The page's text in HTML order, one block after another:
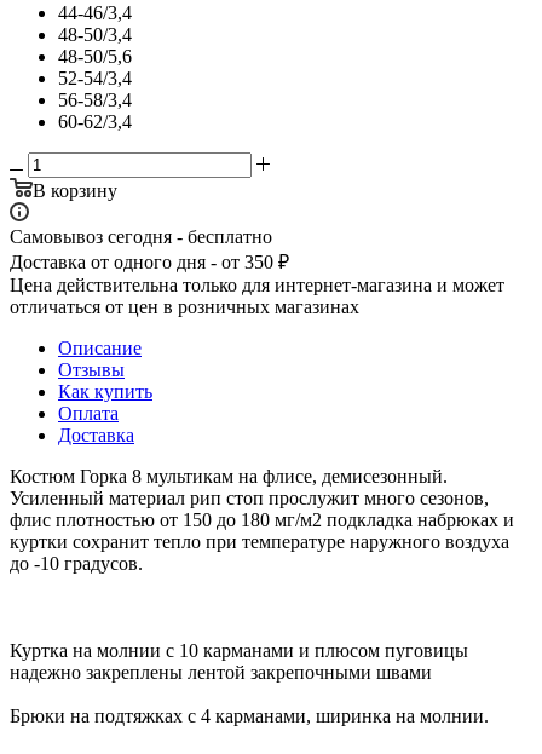
44-46/3,4
48-50/3,4
48-50/5,6
52-54/3,4
56-58/3,4
60-62/3,4
В корзину
Самовывоз сегодня - бесплатно
Доставка от одного дня - от 350 ₽
Цена действительна только для интернет-магазина и может
отличаться от цен в розничных магазинах
Описание
Отзывы
Как купить
Оплата
Доставка
Костюм Горка 8 мультикам на флисе, демисезонный.
Усиленный материал рип стоп прослужит много сезонов,
флис плотностью от 150 до 180 мг/м2 подкладка набрюках и
куртки сохранит тепло при температуре наружного воздуха
до -10 градусов.
Куртка на молнии с 10 карманами и плюсом пуговицы
надежно закреплены лентой закрепочными швами
Брюки на подтяжках с 4 карманами, ширинка на молнии.